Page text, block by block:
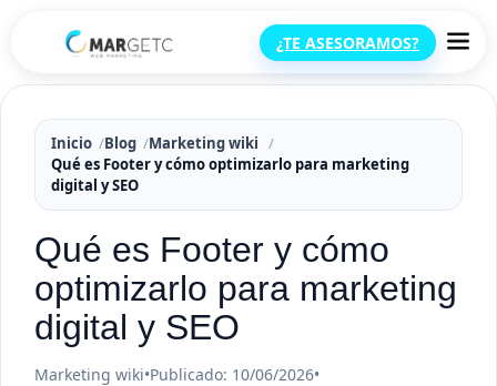
¿TE ASESORAMOS?
Inicio Blog
Marketing wiki
Qué es Footer y cómo optimizarlo para marketing
digital y SEO
Qué es Footer y cómo
optimizarlo para marketing
digital y SEO
Marketing wiki•Publicado: 10/06/2026•